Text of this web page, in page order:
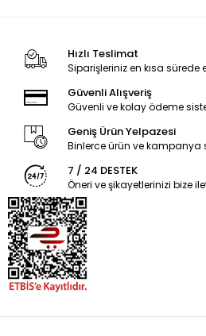
Hızlı Teslimat
Siparişleriniz en kısa sürede
Güvenli Alışveriş
Güvenli ve kolay ödeme
Geniş Ürün Yelpazesi
Binlerce ürün ve kampanya
7 / 24 DESTEK
Öneri ve şikayetlerinizi bize